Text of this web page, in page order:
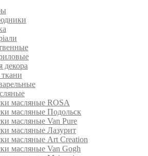
декора
масляные ROSA
масляные Подольск
масляные Van Pure
масляные Лазурит
масляные Art Creation
масляные Van Gogh